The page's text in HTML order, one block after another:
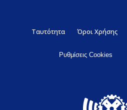
Ταυτότητα Όροι Χρήσης
Ρυθμίσεις Cookies